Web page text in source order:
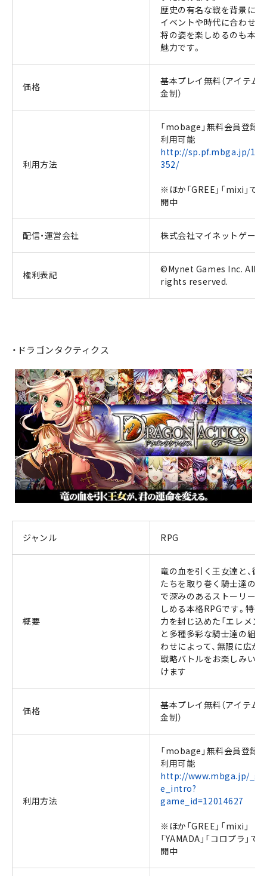
歴史の有名な戦を背景にし
イベントや時代に合わせた
将の姿を楽しめるのも本作
魅力です。
価格
基本プレイ無料（アイテム
金制）
利用方法
「mobage」無料会員登録
利用可能
http://sp.pf.mbga.jp/
352/
※ほか「GREE」「mixi」で
開中
配信・運営会社 株式会社マイネットゲーム
権利表記
©Mynet Games Inc. All
rights reserved.
・ドラゴンタクティクス
ジャンル RPG
概要
竜の血を引く王女達と、彼
たちを取り巻く騎士達の壮
で深みのあるストーリーが
しめる本格RPGです。特殊
力を封じ込めた「エレメン
と多種多彩な騎士達の組み
わせによって、無限に広が
戦略バトルをお楽しみいた
けます
価格
基本プレイ無料（アイテム
金制）
利用方法
「mobage」無料会員登録
利用可能
http://www.mbga.jp/
e_intro?
game_id=12014627
※ほか「GREE」「mixi」
「YAMADA」「コロプラ」で
開中